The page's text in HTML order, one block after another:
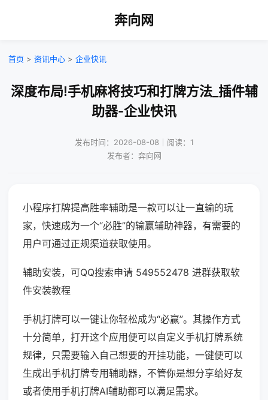
奔向网
首页 > 资讯中心 > 企业快讯
深度布局!手机麻将技巧和打牌方法_插件辅
助器-企业快讯
发布时间：2026-08-08｜阅读：1
发布者：奔向网
小程序打牌提高胜率辅助是一款可以让一直输的玩
家，快速成为一个“必胜”的输赢辅助神器，有需要的
用户可通过正规渠道获取使用。
辅助安装，可QQ搜索申请 549552478 进群获取软
件安装教程
手机打牌可以一键让你轻松成为“必赢”。其操作方式
十分简单，打开这个应用便可以自定义手机打牌系统
规律，只需要输入自己想要的开挂功能，一键便可以
生成出手机打牌专用辅助器，不管你是想分享给好友
或者使用手机打牌AI辅助都可以满足需求。